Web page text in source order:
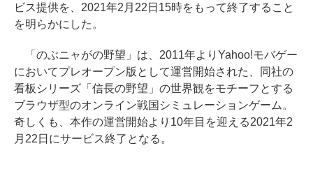
ビス提供を、2021年2月22日15時をもって終了すること
を明らかにした。
「のぶニャがの野望」は、2011年よりYahoo!モバゲー
においてプレオープン版として運営開始された、同社の
看板シリーズ「信長の野望」の世界観をモチーフとする
ブラウザ型のオンライン戦国シミュレーションゲーム。
奇しくも、本作の運営開始より10年目を迎える2021年2
月22日にサービス終了となる。